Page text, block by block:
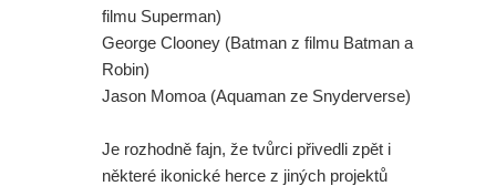
Daredevila?
komiksových filmů
filmu Superman)
George Clooney (Batman z filmu Batman a
Robin)
Jason Momoa (Aquaman ze Snyderverse)
Je rozhodně fajn, že tvůrci přivedli zpět i
některé ikonické herce z jiných projektů